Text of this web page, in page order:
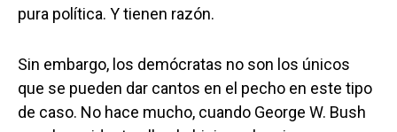
pura política. Y tienen razón.
Sin embargo, los demócratas no son los únicos
que se pueden dar cantos en el pecho en este tipo
de caso. No hace mucho, cuando George W. Bush